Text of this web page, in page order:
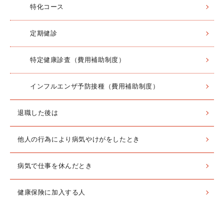
特化コース
定期健診
特定健康診査（費用補助制度）
インフルエンザ予防接種（費用補助制度）
退職した後は
他人の行為により病気やけがをしたとき
病気で仕事を休んだとき
健康保険に加入する人